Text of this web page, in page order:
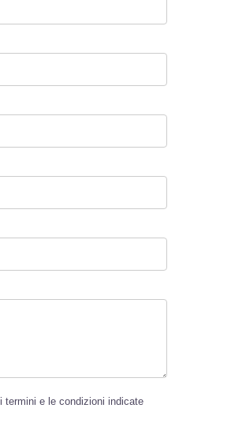
i termini e le condizioni indicate